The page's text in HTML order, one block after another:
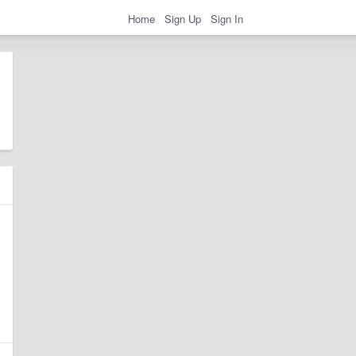
Home Sign Up Sign In